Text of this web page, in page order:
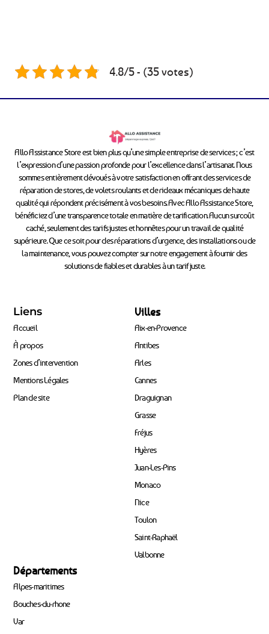
4.8/5 - (35 votes)
Allo Assistance Store est bien plus qu’une simple entreprise de services ; c’est
l’expression d’une passion profonde pour l’excellence dans l’artisanat. Nous
sommes entièrement dévoués à votre satisfaction en offrant des services de
réparation de stores, de volets roulants et de rideaux mécaniques de haute
qualité qui répondent précisément à vos besoins. Avec Allo Assistance Store,
bénéficiez d’une transparence totale en matière de tarification. Aucun surcoût
caché, seulement des tarifs justes et honnêtes pour un travail de qualité
supérieure. Que ce soit pour des réparations d’urgence, des installations ou de
la maintenance, vous pouvez compter sur notre engagement à fournir des
solutions de fiables et durables à un tarif juste.
Liens
Accueil
À propos
Zones d’intervention
Mentions Légales
Plan de site
Villes
Aix-en-Provence
Antibes
Arles
Cannes
Draguignan
Grasse
Fréjus
Hyères
Juan-Les-Pins
Monaco
Nice
Toulon
Saint-Raphaël
Valbonne
Départements
Alpes-maritimes
Bouches-du-rhone
Var